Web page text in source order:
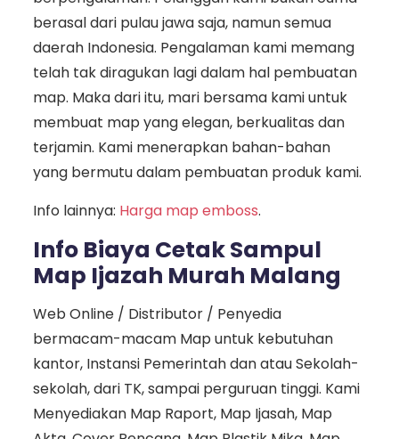
berasal dari pulau jawa saja, namun semua
daerah Indonesia. Pengalaman kami memang
telah tak diragukan lagi dalam hal pembuatan
map. Maka dari itu, mari bersama kami untuk
membuat map yang elegan, berkualitas dan
terjamin. Kami menerapkan bahan-bahan
yang bermutu dalam pembuatan produk kami.
Info lainnya: Harga map emboss.
Info Biaya Cetak Sampul
Map Ijazah Murah Malang
Web Online / Distributor / Penyedia
bermacam-macam Map untuk kebutuhan
kantor, Instansi Pemerintah dan atau Sekolah-
sekolah, dari TK, sampai perguruan tinggi. Kami
Menyediakan Map Raport, Map Ijasah, Map